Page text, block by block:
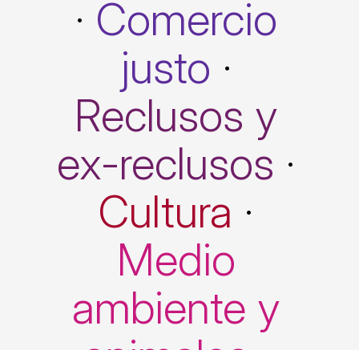
· Comercio
justo ·
Reclusos y
ex-reclusos ·
Cultura ·
Medio
ambiente y